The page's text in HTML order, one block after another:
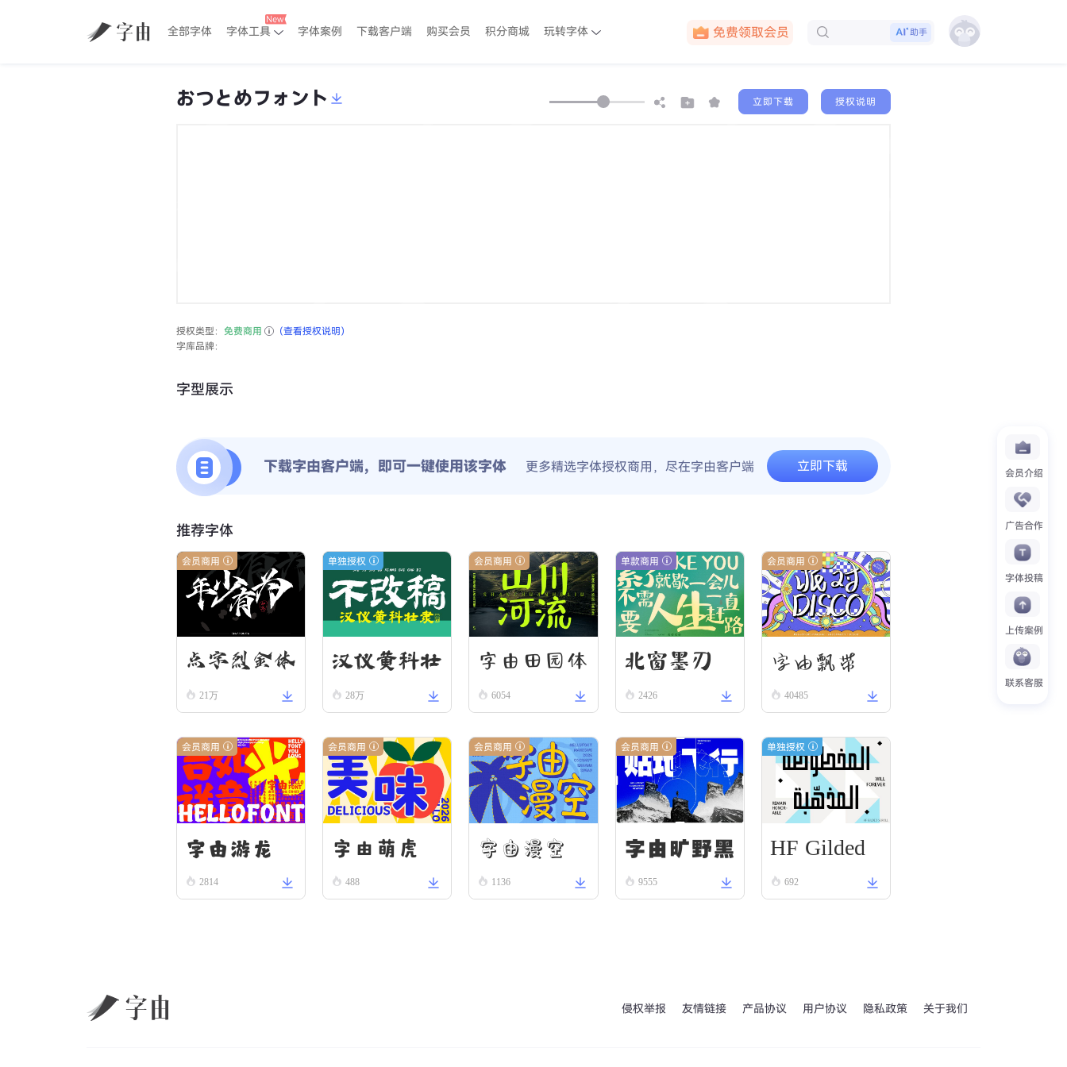
全部字体 字体工具 字体案例 下载客户端 购买会员 积分商城 玩转字体
免费领取会员
助手
会员介绍
广告合作
字体投稿
上传案例
联系客服
おつとめフォント 立即下载 授权说明
授权类型： 免费商用
（查看授权说明）
字库品牌：
字型展示
下载字由客户端，即可一键使用该字体 更多精选字体授权商用，尽在字由客户端 立即下载
推荐字体
会员商用
点字烈金体
21万
单独授权
汉仪黄科壮
隶 W
28万
会员商用
字由田园体
6054
单款商用
北窗墨刃
2426
会员商用
字由飘带
40485
会员商用
字由游龙
2814
会员商用
字由萌虎
488
会员商用
字由漫空
1136
会员商用
字由旷野黑
9555
单独授权
HF Gilded
Scroll
692
侵权举报 友情链接 产品协议 用户协议 隐私政策 关于我们